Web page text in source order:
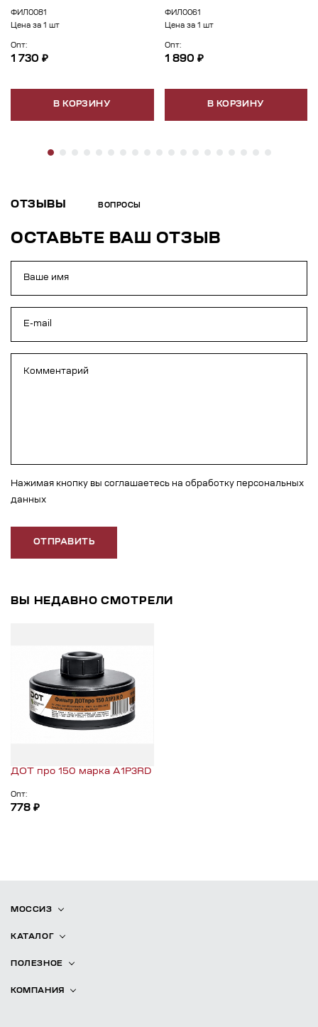
ФИЛ0081
Цена за 1 шт
Опт:
1 730 ₽
В КОРЗИНУ
ФИЛ0061
Цена за 1 шт
Опт:
1 890 ₽
В КОРЗИНУ
ОТЗЫВЫ ВОПРОСЫ
ОСТАВЬТЕ ВАШ ОТЗЫВ
Нажимая кнопку вы соглашаетесь на обработку персональных
данных
ОТПРАВИТЬ
ВЫ НЕДАВНО СМОТРЕЛИ
ДОТ про 150 марка А1Р3RD
Опт:
778 ₽
МОССИЗ
КАТАЛОГ
ПОЛЕЗНОЕ
КОМПАНИЯ